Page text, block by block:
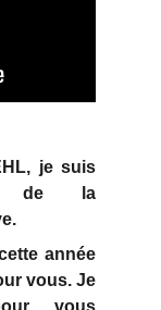
, je suis
de la
année
vous. Je
vous